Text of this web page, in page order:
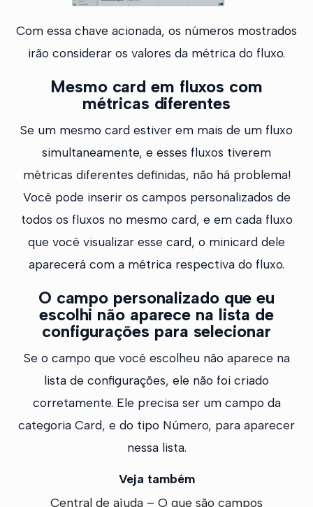
Com essa chave acionada, os números mostrados
irão considerar os valores da métrica do fluxo.
Mesmo card em fluxos com
métricas diferentes
Se um mesmo card estiver em mais de um fluxo
simultaneamente, e esses fluxos tiverem
métricas diferentes definidas, não há problema!
Você pode inserir os campos personalizados de
todos os fluxos no mesmo card, e em cada fluxo
que você visualizar esse card, o minicard dele
aparecerá com a métrica respectiva do fluxo.
O campo personalizado que eu
escolhi não aparece na lista de
configurações para selecionar
Se o campo que você escolheu não aparece na
lista de configurações, ele não foi criado
corretamente. Ele precisa ser um campo da
categoria Card, e do tipo Número, para aparecer
nessa lista.
Veja também
Central de ajuda – O que são campos